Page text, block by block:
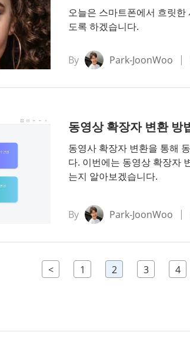
오늘은 스마트폰에서 흐릿
도록 하겠습니다.
By Park-JoonWoo
동영상 확장자 변환 방
동영사 확장자 변환을 통해
다. 이번에는 동영상 확장자
는지 알아보겠습니다.
By Park-JoonWoo
< 1 2 3 4